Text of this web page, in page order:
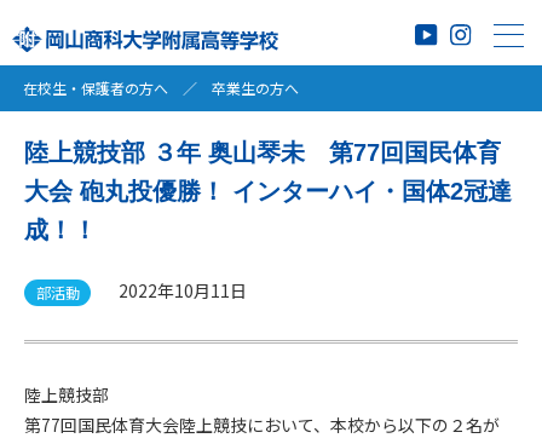
在校生・保護者の方へ ／卒業生の方へ
陸上競技部 ３年 奥山琴未 第77回国民体育
大会 砲丸投優勝！ インターハイ・国体2冠達
成！！
部活動 2022年10月11日
陸上競技部
第77回国民体育大会陸上競技において、本校から以下の２名が